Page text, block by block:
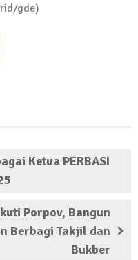
gde)
Ketua PERBASI
Porpov, Bangun
Berbagi Takjil dan
Bukber